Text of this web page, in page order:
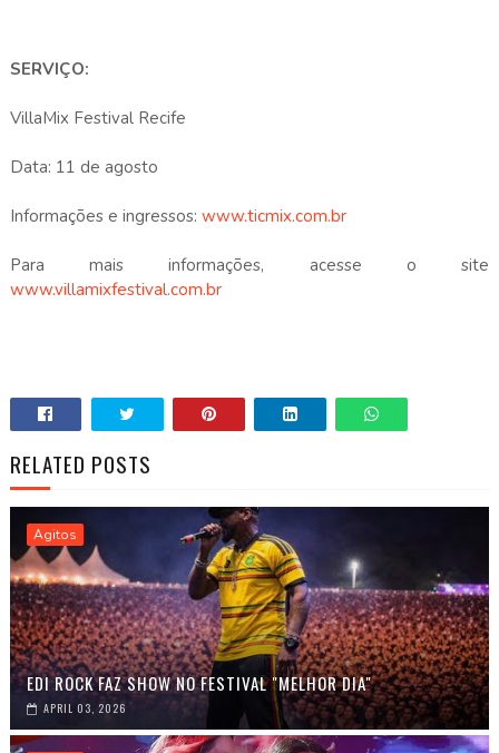
SERVIÇO:
VillaMix Festival Recife
Data: 11 de agosto
Informações e ingressos: www.ticmix.com.br
Para mais informações, acesse o site
www.villamixfestival.com.br
RELATED POSTS
Agitos
EDI ROCK FAZ SHOW NO FESTIVAL "MELHOR DIA"
APRIL 03, 2026